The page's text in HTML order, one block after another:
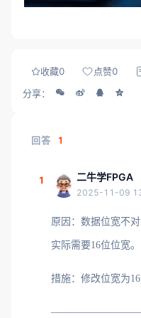
收藏0 点赞0
分享：
回答 1
1 二牛学FPGA
2025-11-09
原因：数据位宽不
实际需要16位位宽。
措施：修改位宽为16